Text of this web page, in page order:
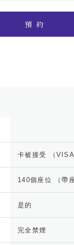
預 約
卡被接受 （
140個座位 （帶
是的
完全禁煙